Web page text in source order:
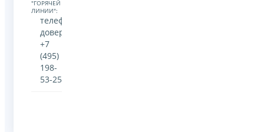
"ГОРЯЧЕЙ
ЛИНИИ":
телефон
доверия
+7
(495)
198-
53-25